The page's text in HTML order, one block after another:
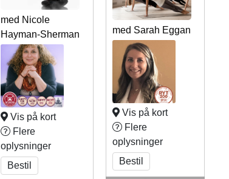
med Nicole
Hayman-Sherman
Vis på kort
Flere
oplysninger
Bestil
med Sarah Eggan
Vis på kort
Flere
oplysninger
Bestil